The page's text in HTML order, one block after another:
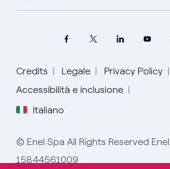
Credits Legale Privacy Policy
Accessibilità e inclusione
Italiano
Seleziona la tua lingua
Inglese
Spagnolo
© Enel Spa All Rights Reserved Enel
15844561009